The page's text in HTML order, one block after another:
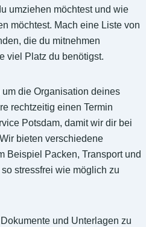
umziehen möchtest und wie
möchtest. Mach eine Liste von
die du mitnehmen
viel Platz du benötigst.
die Organisation deines
rechtzeitig einen Termin
Potsdam, damit wir dir bei
bieten verschiedene
Beispiel Packen, Transport und
stressfrei wie möglich zu
und Unterlagen zu